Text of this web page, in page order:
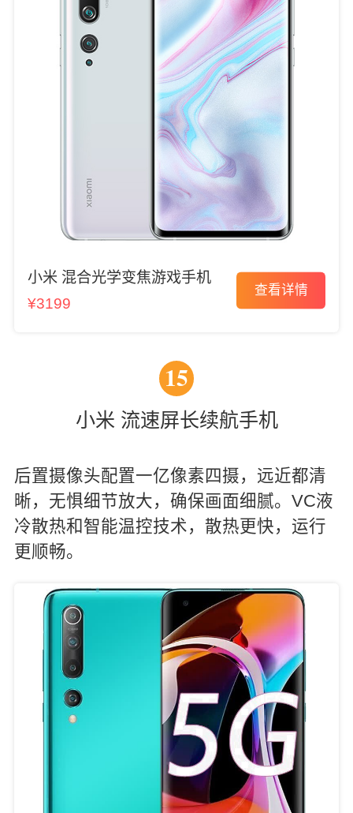
小米 混合光学变焦游戏手机
¥3199
查看详情
15
小米 流速屏长续航手机
后置摄像头配置一亿像素四摄，远近都清
晰，无惧细节放大，确保画面细腻。VC液
冷散热和智能温控技术，散热更快，运行
更顺畅。